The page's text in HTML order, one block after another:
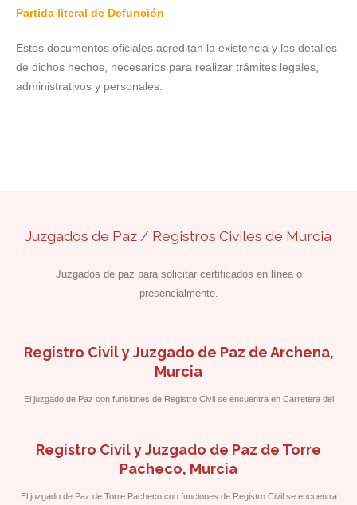
Partida literal de Defunción
Estos documentos oficiales acreditan la existencia y los detalles
de dichos hechos, necesarios para realizar trámites legales,
administrativos y personales.
Juzgados de Paz / Registros Civiles de Murcia
Juzgados de paz para solicitar certificados en línea o
presencialmente.
Registro Civil y Juzgado de Paz de Archena,
Murcia
El juzgado de Paz con funciones de Registro Civil se encuentra en Carretera del
Registro Civil y Juzgado de Paz de Torre
Pacheco, Murcia
El juzgado de Paz de Torre Pacheco con funciones de Registro Civil se encuentra